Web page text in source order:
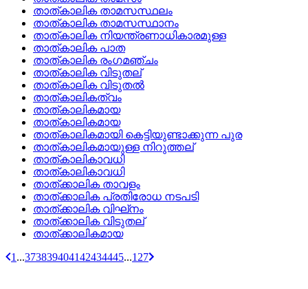
താത്കാലിക താമസസ്ഥലം
താത്‌കാലിക താമസസ്ഥാനം
താത്കാലിക നിയന്ത്രണാധികാരമുള്ള
താത്കാലിക പാത
താത്കാലിക രംഗമഞ്ചം
താത്കാലിക വിടുതല്
താത്കാലിക വിടുതല്‍
താത്‌കാലികത്വം
താത്‌കാലികമായ
താത്കാലികമായ
താത്കാലികമായി കെട്ടിയുണ്ടാക്കുന്ന പുര
താത്‌കാലികമായുള്ള നിറുത്തല്
താത്‌കാലികാവധി
താത്കാലികാവധി
താത്‌ക്കാലിക താവളം
താത്‌ക്കാലിക പ്രതിരോധ നടപടി
താത്‌ക്കാലിക വിഘ്‌നം
താത്‌ക്കാലിക വിടുതല്
താത്‌ക്കാലികമായ
1 ...373839404142434445...127